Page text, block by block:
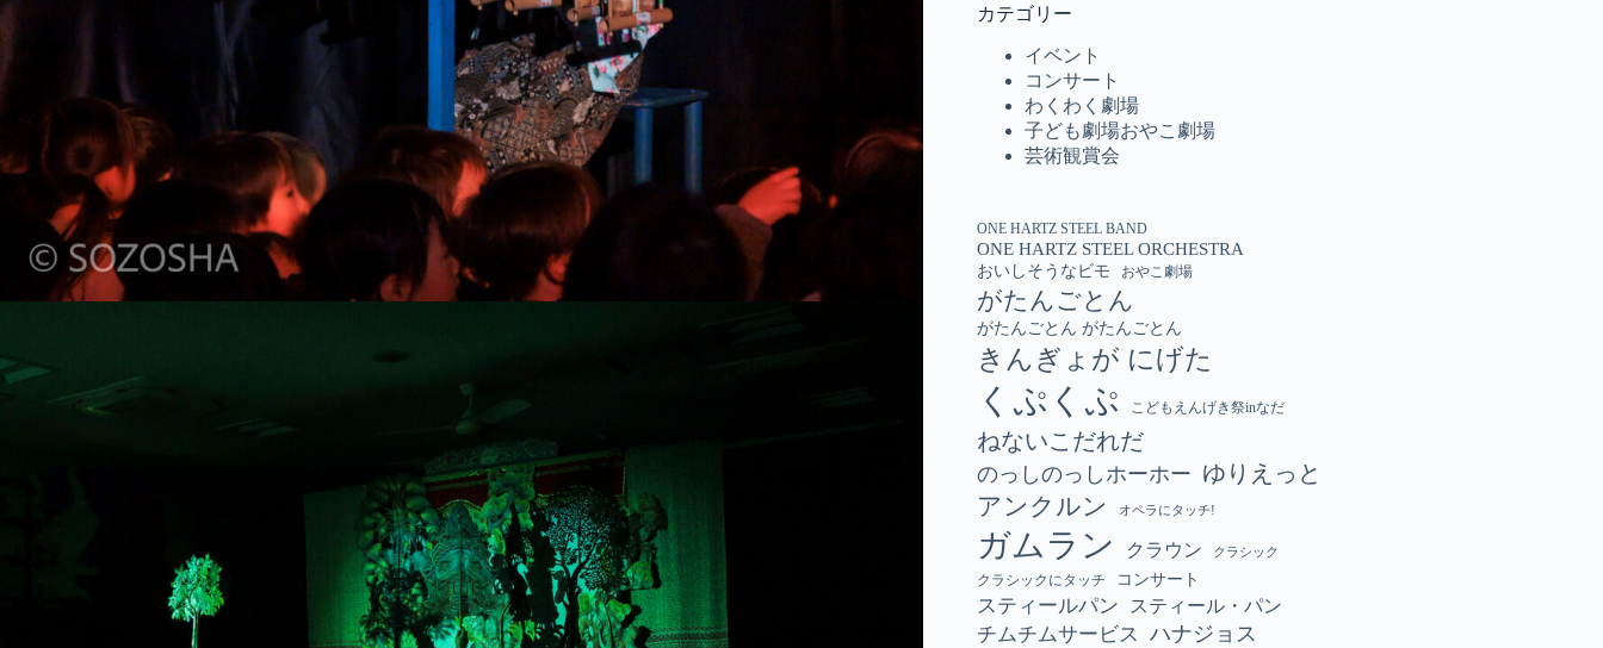
カテゴリー
イベント
コンサート
わくわく劇場
子ども劇場おやこ劇場
芸術観賞会
ONE HARTZ STEEL BAND
ONE HARTZ STEEL ORCHESTRA
おいしそうなビモ おやこ劇場
がたんごとん
がたんごとん がたんごとん
きんぎょが にげた
くぷくぷ こどもえんげき祭inなだ
ねないこだれだ
のっしのっしホーホー ゆりえっと
アンクルン
オペラにタッチ!
ガムラン クラウン クラシック
クラシックにタッチ コンサート
スティールパン スティール・パン
チムチムサービス ハナジョス